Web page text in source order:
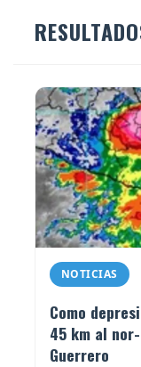
NOTICIAS
Como
45 km al
Guerrero